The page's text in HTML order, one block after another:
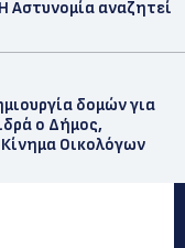
Αστυνομία αναζητεί
δομών για
ο Δήμος,
Οικολόγων